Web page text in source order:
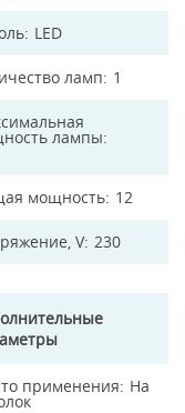
LED
ламп 1
лампы
мощность 12
V 230
применения На